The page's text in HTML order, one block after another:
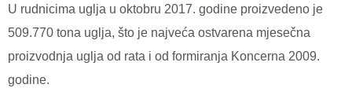
U rudnicima uglja u oktobru 2017. godine proizvedeno je
509.770 tona uglja, što je najveća ostvarena mjesečna
proizvodnja uglja od rata i od formiranja Koncerna 2009.
godine.